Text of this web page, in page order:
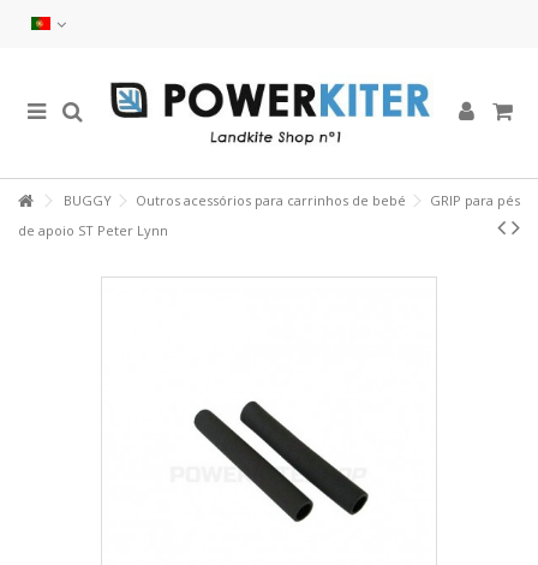
BUGGY Outros acessórios para carrinhos de bebé
GRIP para pés
de apoio ST Peter Lynn